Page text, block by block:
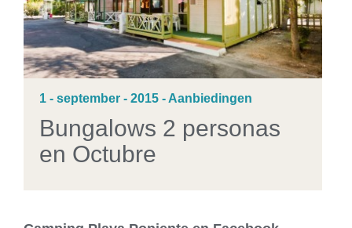
1 - september - 2015 - Aanbiedingen
Bungalows 2 personas
en Octubre